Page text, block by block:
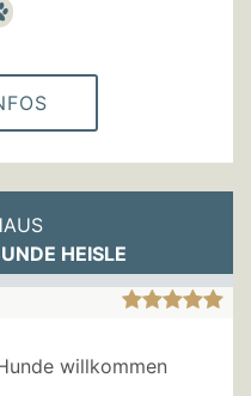
HEISLE